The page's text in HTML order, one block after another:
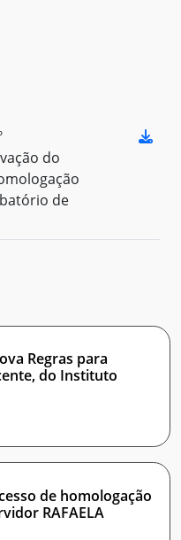
do
de
Regras para
do Instituto
de homologação
RAFAELA